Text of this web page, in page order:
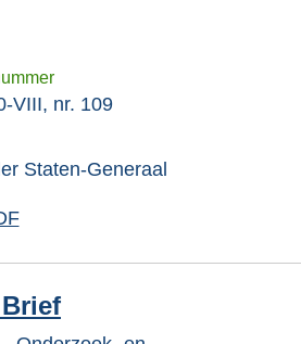
VIII, nr. 109
Staten-Generaal